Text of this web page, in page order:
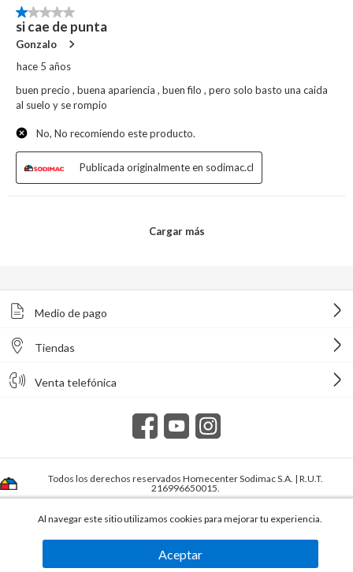
Medio de pago
Tiendas
Venta telefónica
Todos los derechos reservados Homecenter Sodimac S.A. | R.U.T.
216996650015.
Al navegar este sitio utilizamos cookies para mejorar tu experiencia.
Aceptar